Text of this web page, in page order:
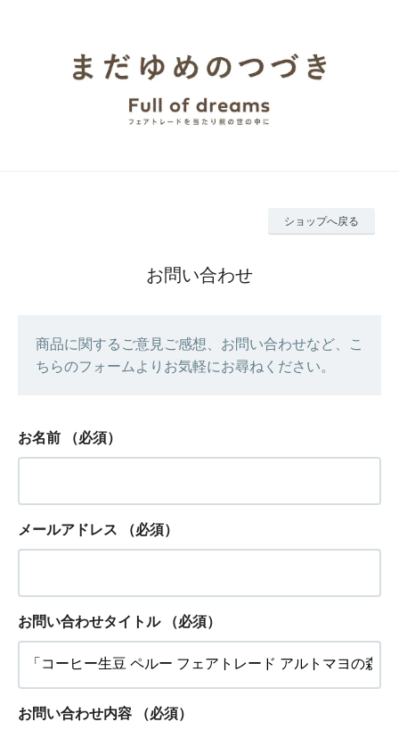
ショップへ戻る
お問い合わせ
商品に関するご意見ご感想、お問い合わせなど、こ
ちらのフォームよりお気軽にお尋ねください。
お名前 （必須）
メールアドレス （必須）
お問い合わせタイトル （必須）
お問い合わせ内容 （必須）